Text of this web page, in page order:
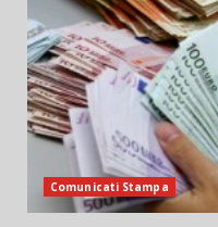
Comunicati Stampa